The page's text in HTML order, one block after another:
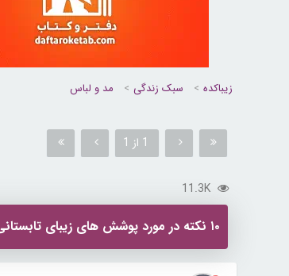
زیباکده سبک زندگی مد و لباس
1 از 1
11.3K
۱۰ نکته در مورد پوشش های زیبای تابستانی